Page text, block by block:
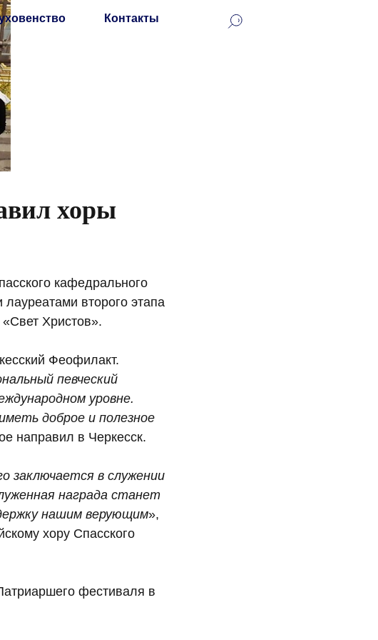
Контакты
хоры
кафедрального
лауреатами второго этапа
Христов».
Феофилакт.
певческий
уровне.
доброе и полезное
направил в Черкесск.
заключается в служении
награда станет
нашим верующим»,
хору Спасского
фестиваля в